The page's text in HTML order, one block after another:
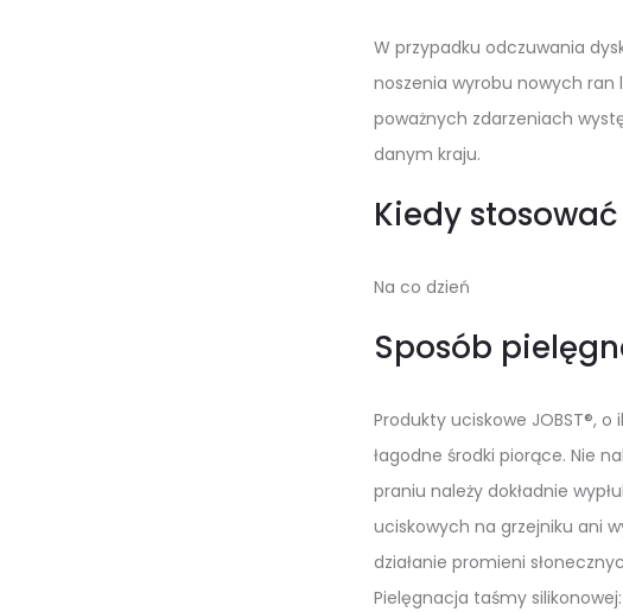
W przypadku odczuwania
noszenia wyrobu nowych ran
poważnych zdarzeniach
danym kraju.
Kiedy stosować
Na co dzień
Sposób
Produkty uciskowe JOBST®,
łagodne środki piorące. Nie
praniu należy dokładnie
uciskowych na grzejniku ani
działanie promieni
Pielęgnacja taśmy